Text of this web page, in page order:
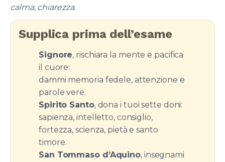
calma, chiarezza.
Supplica prima dell’esame
Signore, rischiara la mente e pacifica
il cuore:
dammi memoria fedele, attenzione e
parole vere.
Spirito Santo, dona i tuoi sette doni:
sapienza, intelletto, consiglio,
fortezza, scienza, pietà e santo
timore.
San Tommaso d’Aquino, insegnami